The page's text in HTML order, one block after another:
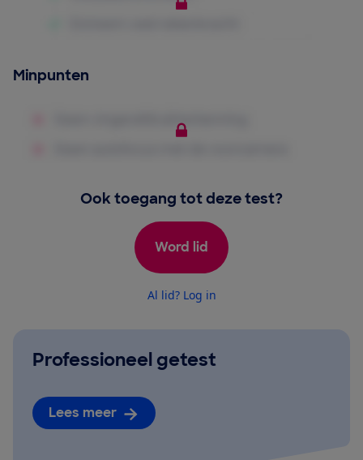
Minpunten
Ook toegang tot deze test?
Word lid
Al lid? Log in
Professioneel getest
Lees meer